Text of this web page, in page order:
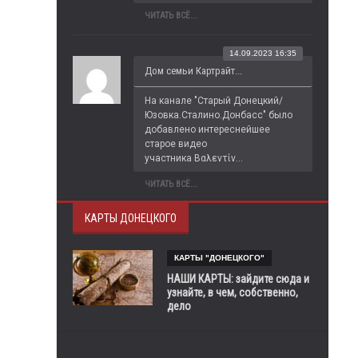
ЧИТАТЬ ВСЁ...
Дом семьи Картрайт...
14.09.2023 16:35
На канале "Старый Донецкий/
Юзовка.Сталино.Донбасс" было
добавлено интереснейшее
старое видео
участника Βαλεντίν...
ЧИТАТЬ ВСЁ...
КАРТЫ ДОНЕЦКОГО
КАРТЫ "ДОНЕЦКОГО"
НАШИ КАРТЫ: зайдите сюда и
узнайте, в чем, собственно,
дело